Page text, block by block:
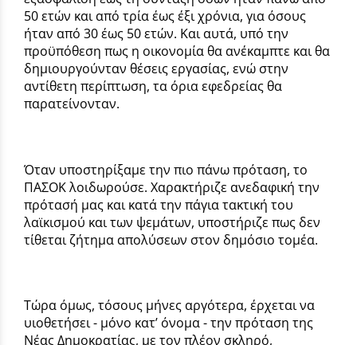
50 ετών και από τρία έως έξι χρόνια, για όσους
ήταν από 30 έως 50 ετών. Και αυτά, υπό την
προϋπόθεση πως η οικονομία θα ανέκαμπτε και θα
δημιουργούνταν θέσεις εργασίας, ενώ στην
αντίθετη περίπτωση, τα όρια εφεδρείας θα
παρατείνονταν.
Όταν υποστηρίξαμε την πιο πάνω πρόταση, το
ΠΑΣΟΚ λοιδωρούσε. Χαρακτήριζε ανεδαφική την
πρότασή μας και κατά την πάγια τακτική του
λαϊκισμού και των ψεμάτων, υποστήριζε πως δεν
τίθεται ζήτημα απολύσεων στον δημόσιο τομέα.
Τώρα όμως, τόσους μήνες αργότερα, έρχεται να
υιοθετήσει - μόνο κατ’ όνομα - την πρόταση της
Νέας Δημοκρατίας, με τον πλέον σκληρό,